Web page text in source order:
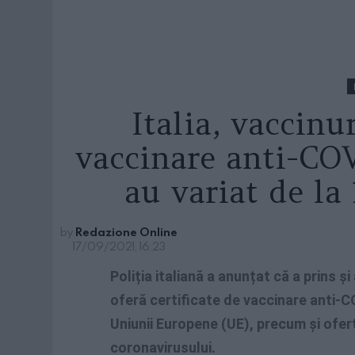
Italia,
vaccinare anti-
au variat de la
by Redazione Online
17/09/2021, 16:23
Poliția italiană a anunțat că a prins
oferă certificate de vaccinare anti-
Uniunii Europene (UE), precum și
coronavirusului.